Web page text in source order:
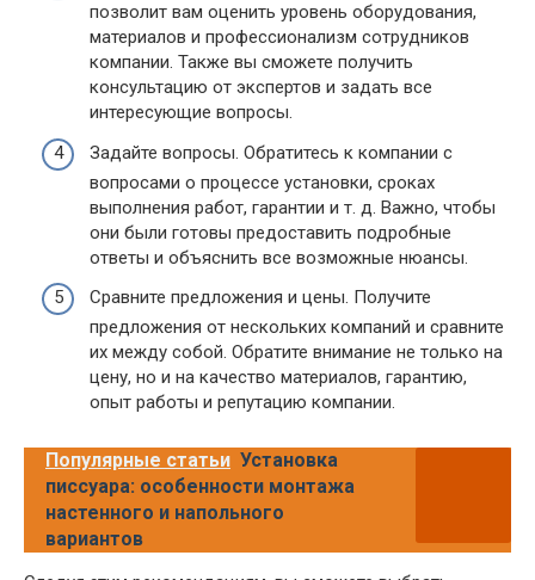
позволит вам оценить уровень оборудования,
материалов и профессионализм сотрудников
компании. Также вы сможете получить
консультацию от экспертов и задать все
интересующие вопросы.
Задайте вопросы. Обратитесь к компании с
вопросами о процессе установки, сроках
выполнения работ, гарантии и т. д. Важно, чтобы
они были готовы предоставить подробные
ответы и объяснить все возможные нюансы.
Сравните предложения и цены. Получите
предложения от нескольких компаний и сравните
их между собой. Обратите внимание не только на
цену, но и на качество материалов, гарантию,
опыт работы и репутацию компании.
Популярные статьи Установка
писсуара: особенности монтажа
настенного и напольного
вариантов